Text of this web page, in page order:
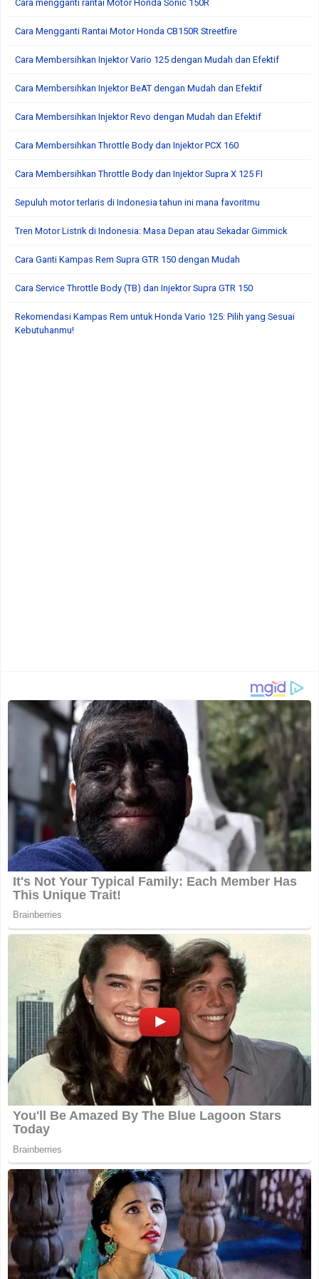
Cara mengganti rantai Motor Honda Sonic 150R
Cara Mengganti Rantai Motor Honda CB150R Streetfire
Cara Membersihkan Injektor Vario 125 dengan Mudah dan Efektif
Cara Membersihkan Injektor BeAT dengan Mudah dan Efektif
Cara Membersihkan Injektor Revo dengan Mudah dan Efektif
Cara Membersihkan Throttle Body dan Injektor PCX 160
Cara Membersihkan Throttle Body dan Injektor Supra X 125 FI
Sepuluh motor terlaris di Indonesia tahun ini mana favoritmu
Tren Motor Listrik di Indonesia: Masa Depan atau Sekadar Gimmick
Cara Ganti Kampas Rem Supra GTR 150 dengan Mudah
Cara Service Throttle Body (TB) dan Injektor Supra GTR 150
Rekomendasi Kampas Rem untuk Honda Vario 125: Pilih yang Sesuai
Kebutuhanmu!